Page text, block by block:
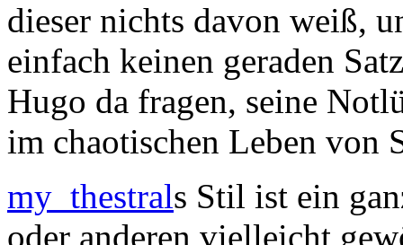
dieser nichts davon weiß,
einfach keinen geraden
Hugo da fragen, seine
im chaotischen Leben von
my_thestrals Stil ist ein
oder anderen vielleicht